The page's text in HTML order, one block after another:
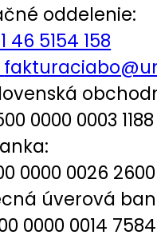
oddelenie:
46 5154 158
0000 0003
0000 0026
úverová
0000 0014